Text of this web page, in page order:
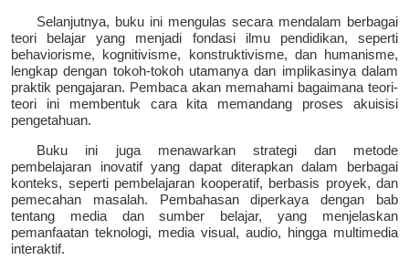
Selanjutnya, buku ini mengulas secara mendalam berbagai
teori belajar yang menjadi fondasi ilmu pendidikan, seperti
behaviorisme, kognitivisme, konstruktivisme, dan humanisme,
lengkap dengan tokoh-tokoh utamanya dan implikasinya dalam
praktik pengajaran. Pembaca akan memahami bagaimana teori-
teori ini membentuk cara kita memandang proses akuisisi
pengetahuan.
Buku ini juga menawarkan strategi dan metode
pembelajaran inovatif yang dapat diterapkan dalam berbagai
konteks, seperti pembelajaran kooperatif, berbasis proyek, dan
pemecahan masalah. Pembahasan diperkaya dengan bab
tentang media dan sumber belajar, yang menjelaskan
pemanfaatan teknologi, media visual, audio, hingga multimedia
interaktif.